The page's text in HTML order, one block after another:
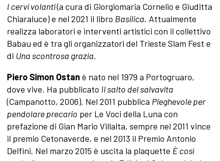
I cervi volanti(a cura di Giorgiomaria Cornelio e Giuditta
Chiaraluce) e nel 2021 il libro Basilica. Attualmente
realizza laboratori e interventi artistici con il collettivo
Babau ed è tra gli organizzatori del Trieste Slam Fest e
di Una scontrosa grazia.
Piero Simon Ostan è nato nel 1979 a Portogruaro,
dove vive. Ha pubblicato Il salto del salvavita
(Campanotto, 2006). Nel 2011 pubblica Pieghevole per
pendolare precario per Le Voci della Luna con
prefazione di Gian Mario Villalta, sempre nel 2011 vince
il premio Cetonaverde, e nel 2013 il Premio Antonio
Delfini. Nel marzo 2015 è uscita la plaquette È così